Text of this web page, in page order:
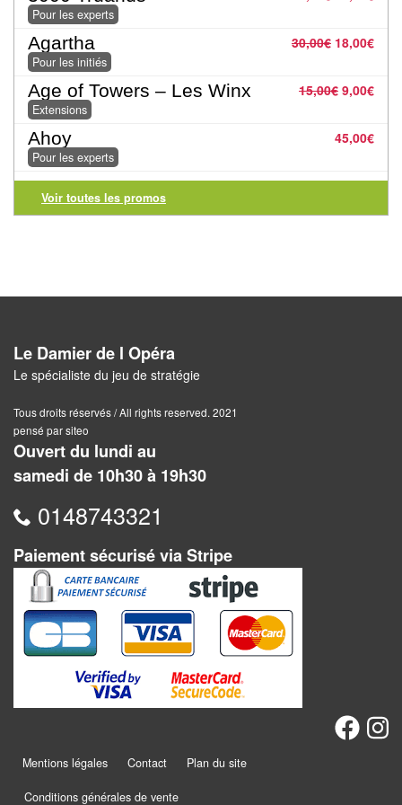
Pour
2
Joueurs
Ambiance
Coopératif
Gestion
Enquête
évolutifs
Jeux
abstraits
Extensions
Casse-
têtes
Accessoires
Backgammon
Jeux
traditionnels
Jeu
Pour les experts
30,00€ 18,00€
Agartha
Pour les initiés
15,00€ 9,00€
Age of Towers – Les Winx
Extensions
45,00€
Ahoy
Pour les experts
Voir toutes les promos
Le Damier de l Opéra
Le spécialiste du jeu de stratégie
Tous droits réservés / All rights reserved. 2021
pensé par siteo
Ouvert du lundi au
samedi de 10h30 à 19h30
0148743321
Paiement sécurisé via Stripe
Mentions légales Contact Plan du site
Conditions générales de vente